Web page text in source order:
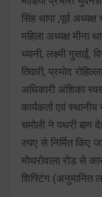
सिंह थापा ,पूर्व
महिला अध्यक्ष मीना
ध्यानी, लक्ष्मी गुसाईं,
तिवारी, प्रमोद
अधिकारी अंशिका
कार्यकर्ता एवं
चमोली ने पथरी बाग
रुपए से निर्मित किए
मोथरोवाला रोड से
शिफ्टिंग (अनुमानित